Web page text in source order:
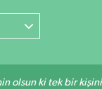
olsun ki tek bir